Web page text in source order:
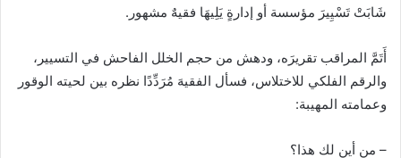
شَابَتْ تَسْيِيرَ مؤسسة أو إدارةٍ يَلِيهَا فقيهٌ مشهور.
أَتَمَّ المراقب تقريرَه، ودهش من حجم الخلل الفاحش في التسيير،
والرقم الفلكي للاختلاس، فسأل الفقيهَ مُرَدِّدًا نظره بين لحيته الوقور
وعمامته المهيبة:
– من أين لك هذا؟